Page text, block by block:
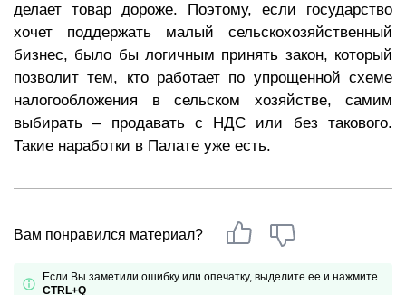
делает товар дороже. Поэтому, если государство
хочет поддержать малый сельскохозяйственный
бизнес, было бы логичным принять закон, который
позволит тем, кто работает по упрощенной схеме
налогообложения в сельском хозяйстве, самим
выбирать – продавать с НДС или без такового.
Такие наработки в Палате уже есть.
Вам понравился материал?
Если Вы заметили ошибку или опечатку, выделите ее и нажмите
CTRL+Q